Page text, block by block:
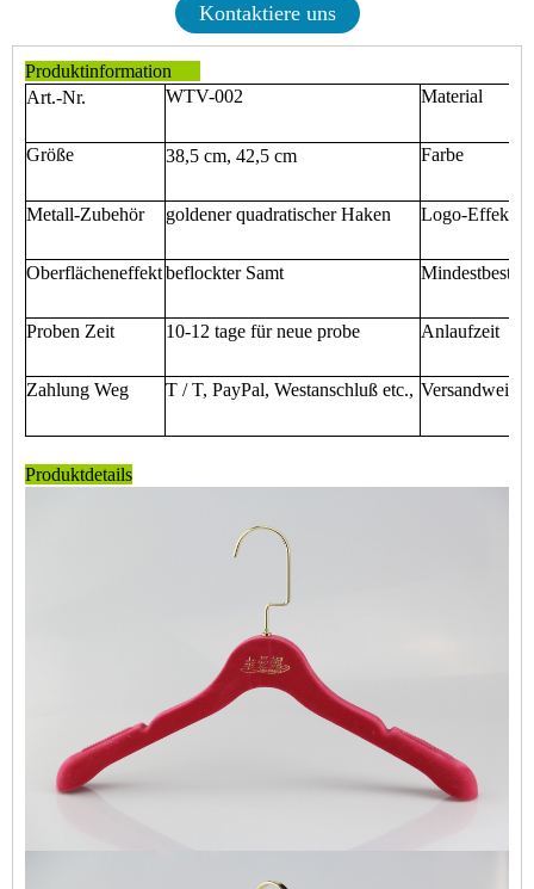
Kontaktiere uns
Produktinformation
Art.-Nr.
WTV-002 Material
Größe 38,5 cm, 42,5 cm Farbe
Metall-Zubehör goldener quadratischer Haken Logo-Effekt
Oberflächeneffektbeflockter Samt
Proben Zeit 10-12 tage für neue probe Anlaufzeit
Zahlung Weg T / T, PayPal, Westanschluß etc., Versandweise
Produktdetails